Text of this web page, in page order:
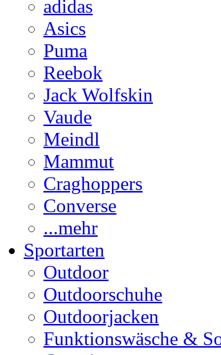
adidas
Asics
Puma
Reebok
Jack Wolfskin
Vaude
Meindl
Mammut
Craghoppers
Converse
...mehr
Sportarten
Outdoor
Outdoorschuhe
Outdoorjacken
Funktionswäsche &